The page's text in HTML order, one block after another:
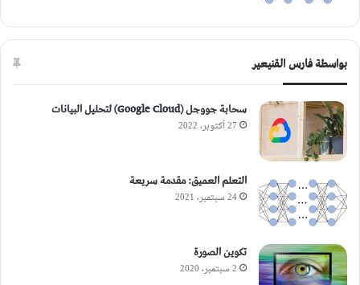
بواسطة فارس القنيعير
سحابة جووجل (Google Cloud) لتحليل البيانات
27 أكتوبر، 2022
التعلم العميق: مقدمة سريعة
24 سبتمبر، 2021
تكوين الصورة
2 سبتمبر، 2020